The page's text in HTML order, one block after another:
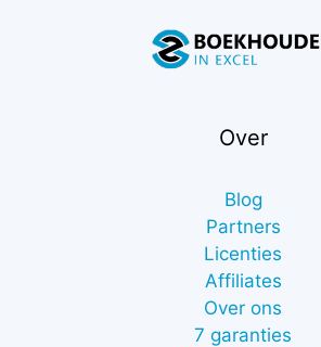
Over
Blog
Partners
Licenties
Affiliates
Over ons
7 garanties